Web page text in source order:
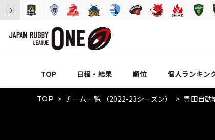
TOP 日程・結果 順位 個人ランキン
TOP チーム一覧 （2022-23シーズン） 豊田自動
D1